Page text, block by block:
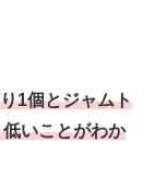
1個とジャムト
いことがわか